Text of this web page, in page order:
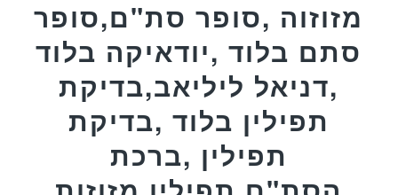
מזוזוה ,סופר סת"ם,סופר
סתם בלוד ,יודאיקה בלוד
,דניאל ליליאב,בדיקת
תפילין בלוד ,בדיקת
תפילין ,ברכת